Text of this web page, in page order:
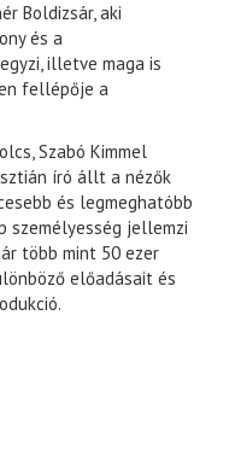
Boldizsár, aki
és a
illetve maga is
fellépője a
Szabó Kimmel
író állt a nézők
és legmeghatóbb
személyesség jellemzi
több mint 50 ezer
előadásait és